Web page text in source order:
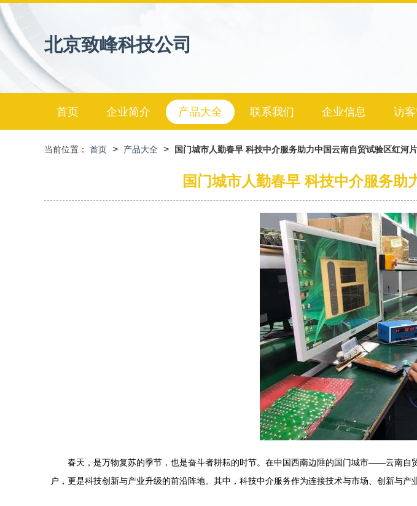
北京致峰科技公司
首页 企业简介 产品大全 联系我们 企业信息 访
当前位置： 首页 > 产品大全 > 国门城市人勤春早 科技中介服务助力中国云南自贸试验区红河
国门城市人勤春早 科技中介服务
春天，是万物复苏的季节，也是奋斗者耕耘的时节。在中国西南边陲的国门城市——云南自
户，更是科技创新与产业升级的前沿阵地。其中，科技中介服务作为连接技术与市场、创新与产